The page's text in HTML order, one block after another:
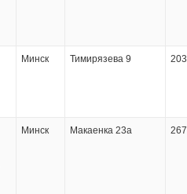
Минск Тимирязева 9
Минск Макаенка 23а